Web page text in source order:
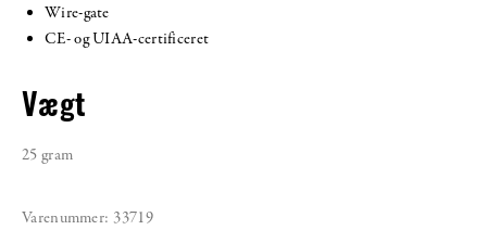
Wire-gate
CE- og UIAA-certificeret
Vægt
25 gram
Varenummer: 33719